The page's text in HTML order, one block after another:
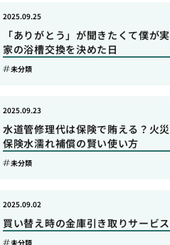
「ありがとう」が聞きたくて僕が実
家の浴槽交換を決めた日
2025.09.25
未分類
水道管修理代は保険で賄える？火災
保険水濡れ補償の賢い使い方
2025.09.23
未分類
買い替え時の金庫引き取りサービス
2025.09.02
未分類